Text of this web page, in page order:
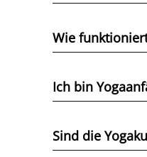
Wie
Ich bin
Sind die